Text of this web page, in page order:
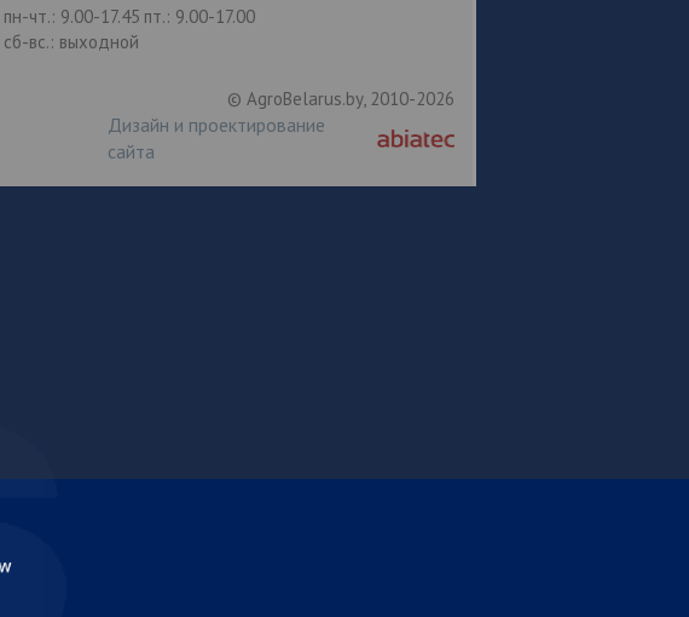
пн-чт.: 9.00-17.45 пт.: 9.00-17.00
сб-вс.: выходной
© AgroBelarus.by, 2010-2026
Дизайн и проектирование
сайта